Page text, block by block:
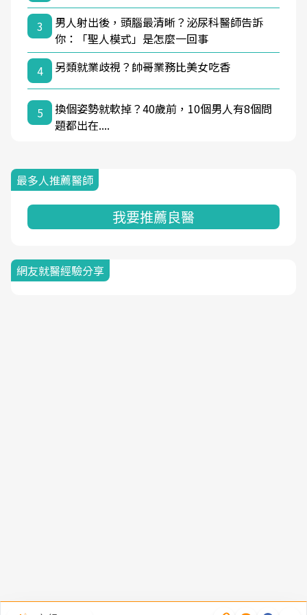
3
男人射出後，頭腦最清晰？泌尿科醫師告訴
你：「聖人模式」是怎麼一回事
4
另類就業歧視？帥哥業務比美女吃香
5
換個姿勢就軟掉？40歲前，10個男人有8個問
題都出在....
最多人推薦醫師
我要推薦良醫
網友就醫經驗分享